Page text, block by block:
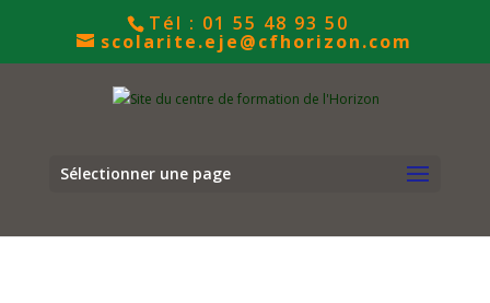
Tél : 01 55 48 93 50
scolarite.eje@cfhorizon.com
Sélectionner une page